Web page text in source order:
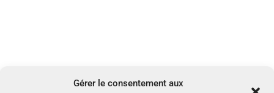
Gérer le consentement aux